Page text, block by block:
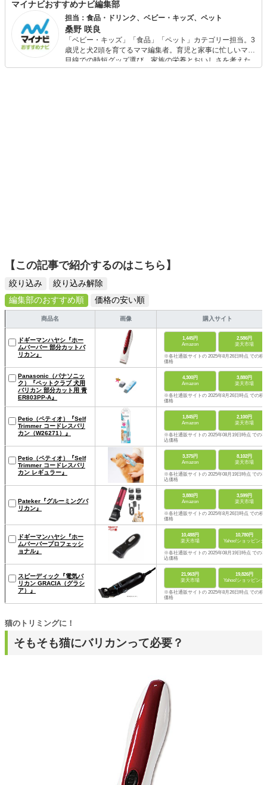
つ、ベースにあった「心と体の関係」をより重視した形で
2004年に横浜に移転し「プレマ動物ナチュラルクリニッ
ク」を開業。ホメオパシー、ホモトキシコロジー、漢方、
医療レベルで高品質なハーブやサプリメント等も取り入れ
た治療やケアを行っている。また、病気になってからでは
なく、病気になりにくい体を作るために食事指導にも力を
入れており、2008年、2009年には妻の栄養士で、ペット栄
マイナビおすすめナビ編集部
担当：食品・ドリンク、ベビー・キッズ、ペット
桑野 咲良
「ベビー・キッズ」「食品」「ペット」カテゴリー担当。3
歳児と犬2頭を育てるママ編集者。育児と家事に忙しいママ
目線での時短グッズ選び、家族の栄養とおいしさを考えた
食品選び、束の間のリラックスタイムを楽しむためのスイ
【この記事で紹介するのはこちら】
絞り込み
絞り込み解除
編集部のおすすめ順
価格の安い順
商品名 画像 購入サイト
ドギーマンハヤシ『ホー
ムバーバー 部分カットバ
リカン』
1,445円
Amazon
2,586円
楽天市場
※各社通販サイトの 2025年8月26日時点 での税
価格
Panasonic（パナソニッ
ク）『ペットクラブ 犬用
バリカン 部分カット用 青
ER803PP-A』
4,300円
Amazon
3,880円
楽天市場
※各社通販サイトの 2025年8月26日時点 での税
価格
Petio（ペティオ）『Self
Trimmer コードレスバリ
カン（W26271）』
1,845円
Amazon
2,100円
楽天市場
※各社通販サイトの 2025年08月19日時点 での税
込価格
Petio（ペティオ）『Self
Trimmer コードレスバリ
カン レギュラー』
3,375円
Amazon
8,102円
楽天市場
※各社通販サイトの 2025年08月19日時点 での税
込価格
Pateker『グルーミングバ
リカン』
3,880円
Amazon
3,599円
楽天市場
※各社通販サイトの 2025年8月26日時点 での税
価格
ドギーマンハヤシ『ホー
ムバーバープロフェッシ
ョナル』
10,488円
楽天市場
10,780円
Yahoo!ショッピング
※各社通販サイトの 2025年08月19日時点 での税
込価格
スピーディック『電気バ
リカン GRACIA（グラシ
ア）』
21,963円
楽天市場
19,826円
Yahoo!ショッピング
※各社通販サイトの 2025年8月26日時点 での税
価格
そもそも猫にバリカンって必要？
猫のトリミングに！